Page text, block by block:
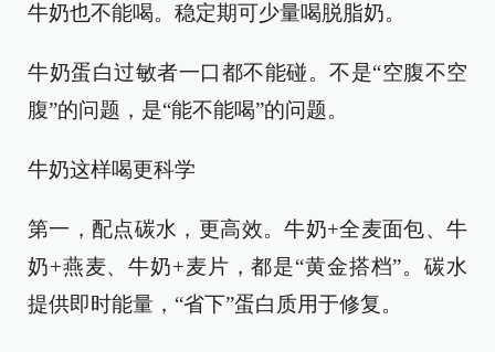
牛奶也不能喝。稳定期可少量喝脱脂奶。
牛奶蛋白过敏者一口都不能碰。不是“空腹不空
腹”的问题，是“能不能喝”的问题。
牛奶这样喝更科学
第一，配点碳水，更高效。牛奶+全麦面包、牛
奶+燕麦、牛奶+麦片，都是“黄金搭档”。碳水
提供即时能量，“省下”蛋白质用于修复。